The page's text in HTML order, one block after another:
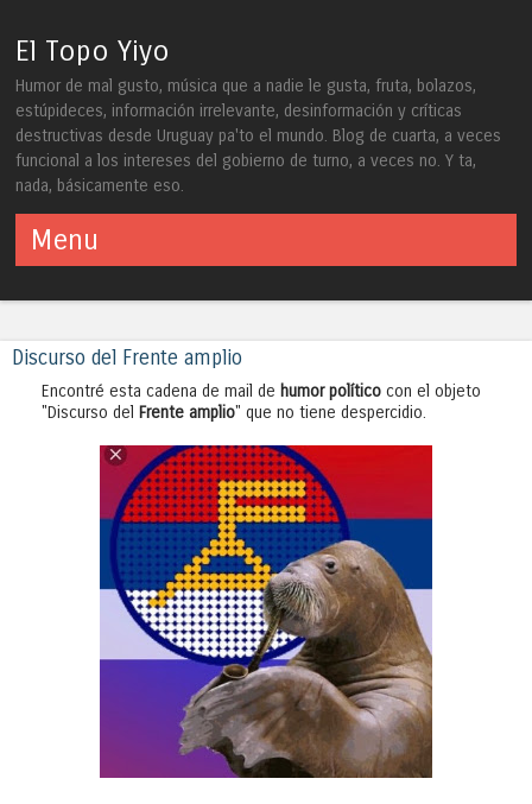
El Topo Yiyo
Humor de mal gusto, música que a nadie le gusta, fruta, bolazos,
estúpideces, información irrelevante, desinformación y críticas
destructivas desde Uruguay pa'to el mundo. Blog de cuarta, a veces
funcional a los intereses del gobierno de turno, a veces no. Y ta,
nada, básicamente eso.
Menu
Discurso del Frente amplio
Encontré esta cadena de mail de humor político con el objeto
"Discurso del Frente amplio" que no tiene despercidio.